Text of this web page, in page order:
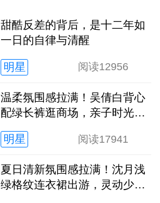
甜酷反差的背后，是十二年如
一日的自律与清醒
明星 阅读12956
温柔氛围感拉满！吴倩白背心
配绿长裤逛商场，亲子时光松
明星
阅读17941
夏日清新氛围感拉满！沈月浅
绿格纹连衣裙出游，灵动少女